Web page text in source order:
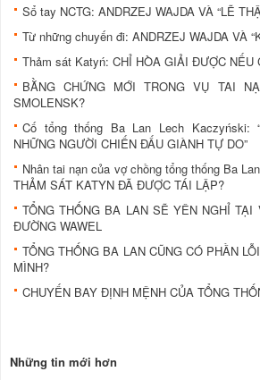
Sổ tay NCTG: ANDRZEJ WAJDA VÀ “LẼ
Từ những chuyến đi: ANDRZEJ WAJDA VÀ
Thảm sát Katyń: CHỈ HÒA GIẢI ĐƯỢC NẾU
BẰNG CHỨNG MỚI TRONG VỤ TAI
SMOLENSK?
Cố tổng thống Ba Lan Lech Kaczyński:
NHỮNG NGƯỜI CHIẾN ĐẤU GIÀNH TỰ DO”
Nhân tai nạn của vợ chồng tổng thống Ba
THẢM SÁT KATYN ĐÃ ĐƯỢC TÁI LẬP?
TỔNG THỐNG BA LAN SẼ YÊN NGHỈ TẠI
ĐƯỜNG WAWEL
TỔNG THỐNG BA LAN CŨNG CÓ PHẦN
MÌNH?
CHUYẾN BAY ĐỊNH MỆNH CỦA TỔNG
Những tin mới hơn